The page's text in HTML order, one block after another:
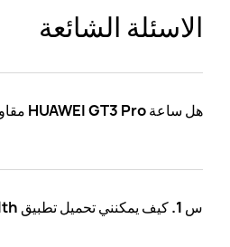
الاسئلة الشائعة
هل ساعة HUAWEI GT3 Pro مقاومة للماء؟
س 1. كيف يمكنني تحميل تطبيق Health؟